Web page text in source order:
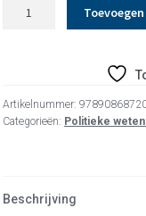
Artikelnummer:
Categorieën: Politieke
Beschrijving